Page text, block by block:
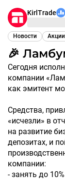
KirlTrade
Новости Акции
🎉
Сегодня исполняется ровно год с момента IPO
компании
как эмитент
Средства,
«исчезли» в
на развитие
депозитах, и
компании:
- занять до